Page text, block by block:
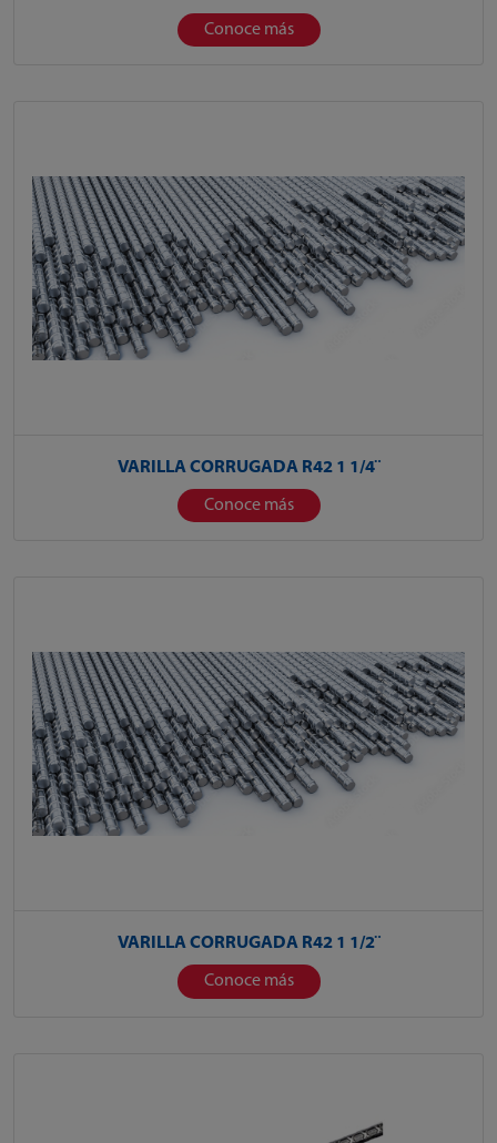
Conoce más
VARILLA CORRUGADA R42 1 1/4¨
Conoce más
VARILLA CORRUGADA R42 1 1/2¨
Conoce más